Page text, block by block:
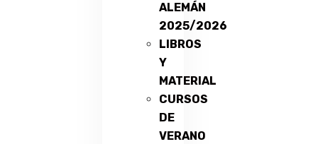
ALEMÁN
2025/2026
LIBROS
Y
MATERIAL
CURSOS
DE
VERANO